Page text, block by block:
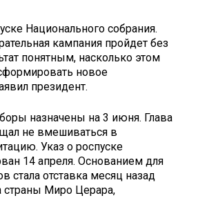
Национального собрания.
кампания пройдет без
понятным, насколько этом
новое
президент.
назначены на 3 июня. Глава
не вмешиваться в
Указ о роспуске
14 апреля. Основанием для
стала отставка месяц назад
страны Миро Церара,